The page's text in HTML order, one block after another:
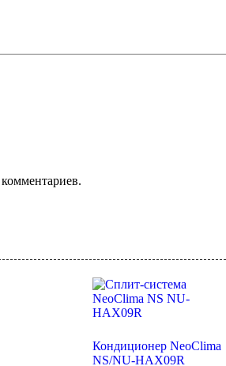
Кондиционер NeoClima
NS/NU-HAX09R